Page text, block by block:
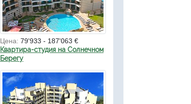
Цена: 79'933 - 187'063 €
Квартира-студия на Солнечном
Берегу